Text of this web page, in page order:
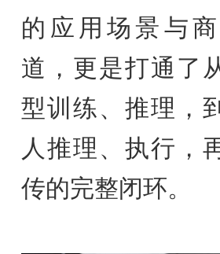
的应用场景与
道，更是打通了
型训练、推理，
人推理、执行，
传的完整闭环。